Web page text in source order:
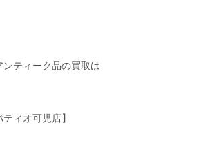
ティーク品の買取は
ィオ可児店】